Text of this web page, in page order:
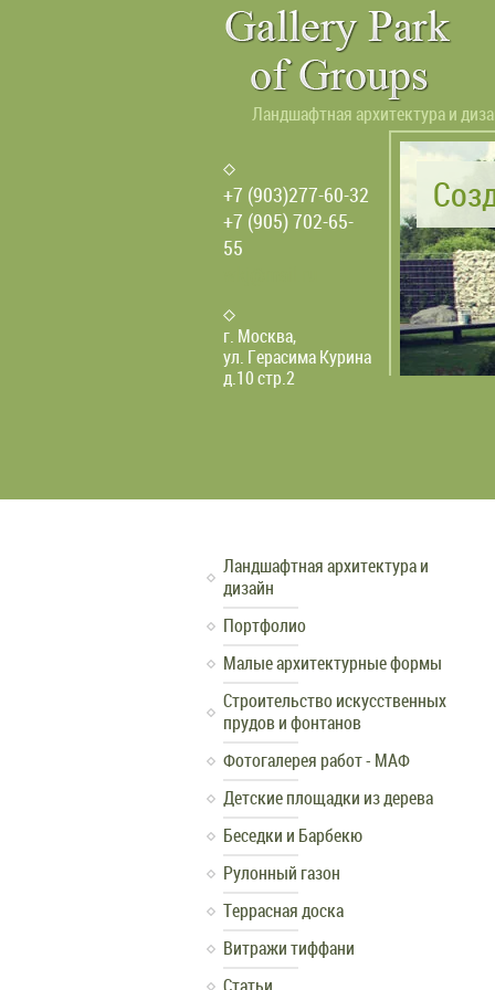
Ландшафтная архитектура и
+7 (903)277-60-32
+7 (905) 702-65-
55
г. Москва,
ул. Герасима Курина
д.10 стр.2
Ландшафтная архитектура и
дизайн
Портфолио
Малые архитектурные формы
Строительство искусственных
прудов и фонтанов
Фотогалерея работ - МАФ
Детские площадки из дерева
Беседки и Барбекю
Рулонный газон
Террасная доска
Витражи тиффани